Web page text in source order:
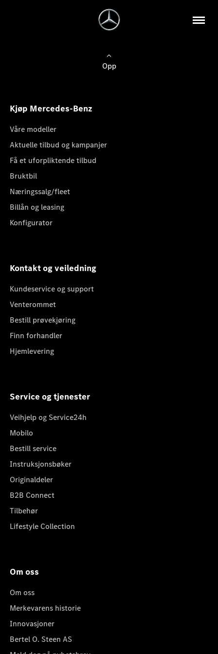
Opp
Kjøp Mercedes-Benz
Våre modeller
Aktuelle tilbud og kampanjer
Få et uforpliktende tilbud
Bruktbil
Næringssalg/fleet
Billån og leasing
Konfigurator
Kontakt og veiledning
Kundeservice og support
Venterommet
Bestill prøvekjøring
Finn forhandler
Hjemlevering
Service og tjenester
Veihjelp og Service24h
Mobilo
Bestill service
Instruksjonsbøker
Originaldeler
B2B Connect
Tilbehør
Lifestyle Collection
Om oss
Om oss
Merkevarens historie
Innovasjoner
Bertel O. Steen AS